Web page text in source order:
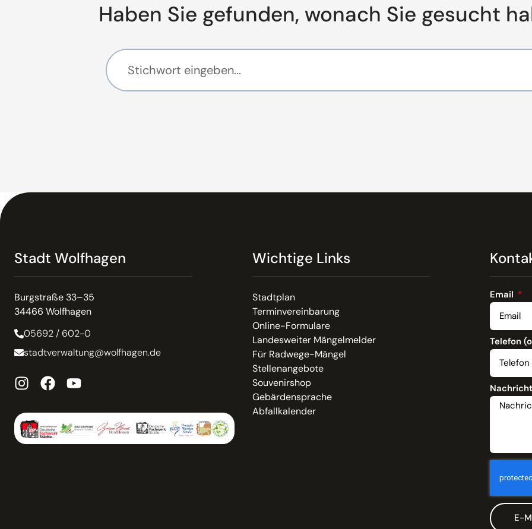
Haben Sie gefunden, wonach Sie gesucht
Stadt Wolfhagen
Burgstraße 33–35
34466 Wolfhagen
05692 / 602-0
stadtverwaltung@wolfhagen.de
Wichtige Links
Stadtplan
Terminvereinbarung
Online-Formulare
Landesweiter Mängelmelder
Für Radwege-Mängel
Stellenangebote
Souvenirshop
Gebärdensprache
Abfallkalender
Email
Telefon
Nachricht
E-